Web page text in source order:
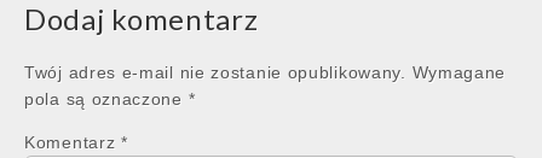
Dodaj komentarz
Twój adres e-mail nie zostanie opublikowany.
Wymagane
pola są oznaczone *
Komentarz *